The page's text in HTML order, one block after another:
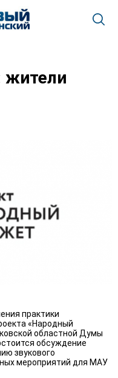
жители
практики
«Народный
областной Думы
обсуждение
звукового
мероприятий для МАУ